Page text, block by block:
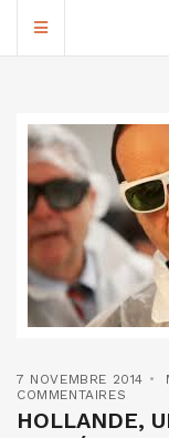
7 NOVEMBRE 2014
COMMENTAIRES
HOLLANDE,